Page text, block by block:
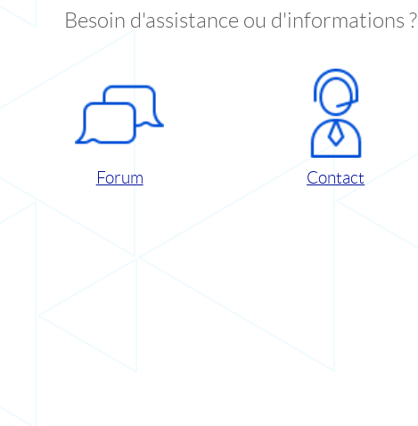
Besoin d'assistance ou d'informations ?
Forum Contact